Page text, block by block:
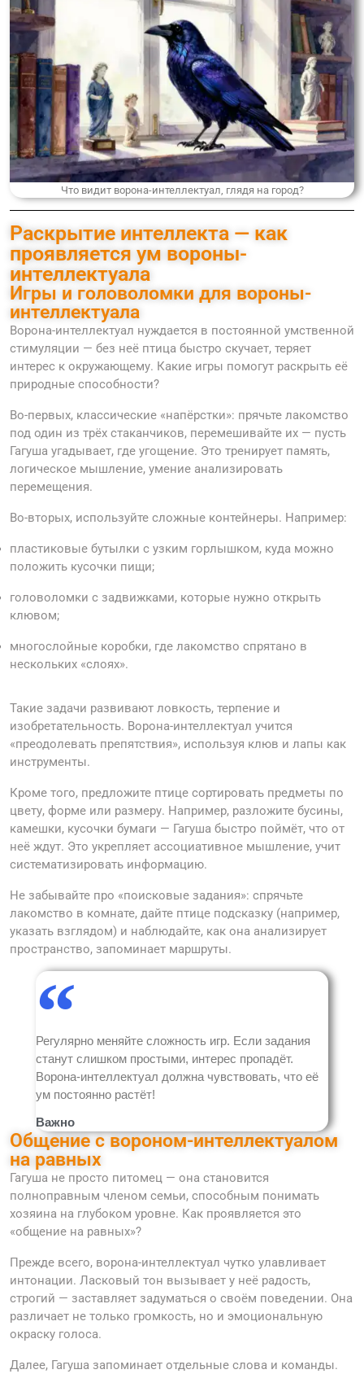
Что видит ворона-интеллектуал, глядя на город?
Раскрытие интеллекта — как
проявляется ум вороны-
интеллектуала
Игры и головоломки для вороны-
интеллектуала
Ворона-интеллектуал нуждается в постоянной умственной
стимуляции — без неё птица быстро скучает, теряет
интерес к окружающему. Какие игры помогут раскрыть её
природные способности?
Во-первых, классические «напёрстки»: прячьте лакомство
под один из трёх стаканчиков, перемешивайте их — пусть
Гагуша угадывает, где угощение. Это тренирует память,
логическое мышление, умение анализировать
перемещения.
Во-вторых, используйте сложные контейнеры. Например:
пластиковые бутылки с узким горлышком, куда можно
положить кусочки пищи;
головоломки с задвижками, которые нужно открыть
клювом;
многослойные коробки, где лакомство спрятано в
нескольких «слоях».
Такие задачи развивают ловкость, терпение и
изобретательность. Ворона-интеллектуал учится
«преодолевать препятствия», используя клюв и лапы как
инструменты.
Кроме того, предложите птице сортировать предметы по
цвету, форме или размеру. Например, разложите бусины,
камешки, кусочки бумаги — Гагуша быстро поймёт, что от
неё ждут. Это укрепляет ассоциативное мышление, учит
систематизировать информацию.
Не забывайте про «поисковые задания»: спрячьте
лакомство в комнате, дайте птице подсказку (например,
указать взглядом) и наблюдайте, как она анализирует
пространство, запоминает маршруты.
Регулярно меняйте сложность игр. Если задания
станут слишком простыми, интерес пропадёт.
Ворона-интеллектуал должна чувствовать, что её
ум постоянно растёт!
Важно
Общение с вороном-интеллектуалом
на равных
Гагуша не просто питомец — она становится
полноправным членом семьи, способным понимать
хозяина на глубоком уровне. Как проявляется это
«общение на равных»?
Прежде всего, ворона-интеллектуал чутко улавливает
интонации. Ласковый тон вызывает у неё радость,
строгий — заставляет задуматься о своём поведении. Она
различает не только громкость, но и эмоциональную
окраску голоса.
Далее, Гагуша запоминает отдельные слова и команды.